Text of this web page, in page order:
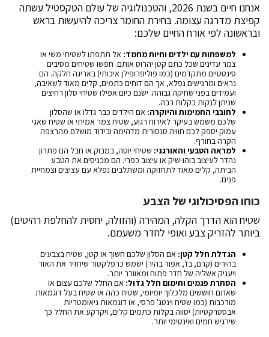
אנחנו חיים בשנת 2026, והטכנולוגיה של עולם הטקסטיל עשתה
קפיצת מדרגה עצומה. בחירת החומר צריכה להיעשות בראש
ובראשונה לפי אורח החיים שלכם:
למשפחות עם ילדים וחיות מחמד:אל תתפתו לשטיחי משי או
צמר עדינים שכל כתם קטן יהרוס אותם. חפשו שטיחים מסיבים
סינטטיים מתקדמים (כמו פוליפרופילן איכותי) באריגה חלקה. הם
נראים ומרגישים נפלא, אך הם דוחים כתמים, קלים מאוד לשאיבה,
ועמידים בפני שחיקה גבוהה. ישנם כיום אפילו שטיחי סלון רחיצים
שניתן לנקות בקלות רבה.
לחובבי החמימות והיוקרה:אם הילדים כבר גדלו או שהסלון
שלכם משמש בעיקר לאירוח רגוע, שטיח צמר אמיתי או שטיח שאגי
עמוק יספק לכם חוויה סנסורית מדהימה ובידוד מושלם מהרצפה
הקרה בחורף.
למראה הטבעי והאורגני:שטיחי יוטה, במבוק או חבל הם פתרון
נהדר לעיצוב בוהו-שיק או עיצוב כפרי. הם מכניסים את הטבע
הביתה, קלים מאוד לתחזוקה ומשתלבים נפלא עם עציצים וצמחיית
פנים.
כוחו הפסיכולוגי של הצבע
שטיח הוא הדרך הקלה, המהירה (והזולה, יחסית להחלפת רהיטים)
ביותר להזריק צבע ואופי לחדר משעמם.
הגדלת חלל קטן:אם הסלון שלכם חשוך או קטן, שטיח בצבעים
בהירים (קרם, בז', אפור בהיר) ישמש כרפלקטור שיחזיר את האור
ויעניק אשליה של חדר פתוח ומאוורר יותר.
הסתרת פגמים וחימום חלל גדול:אם החלל שלכם עצום או
שאתם חוששים מלכלוך יומיומי, שטיח כהה או שטיח בעל דוגמאות
מורכבות (כמו שטיח וינטג' פרסי, או דוגמאות גיאומטריות
אבסטרקטיות) יסווה בקלות כתמים קלים, ויקרקע את החלל כך
שירגיש חמים ואינטימי יותר.